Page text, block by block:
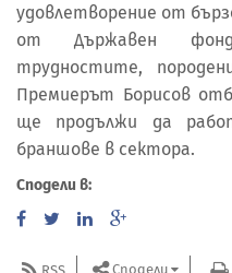
удовлетворение от
от Държавен фонд
трудностите,
Премиерът Борисов
ще продължи да
браншове в сектора.
Сподели в:
Сподели